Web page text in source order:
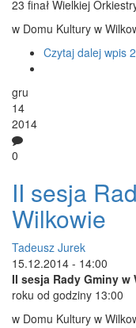
23 finał Wielkiej
w Domu Kultury w
Czytaj dalej wpis
gru
14
2014
0
II sesja
Wilkowie
Tadeusz Jurek
15.12.2014 - 14:00
II sesja Rady Gminy w
roku od godziny 13:00
w Domu Kultury w